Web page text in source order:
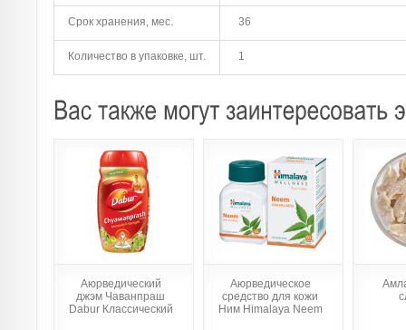
Срок хранения, мес. 36
Количество в упаковке, шт. 1
Аюрведический
джэм Чаванпраш
Dabur Классический
Аюрведическое
средство для кожи
Ним Himalaya Neem